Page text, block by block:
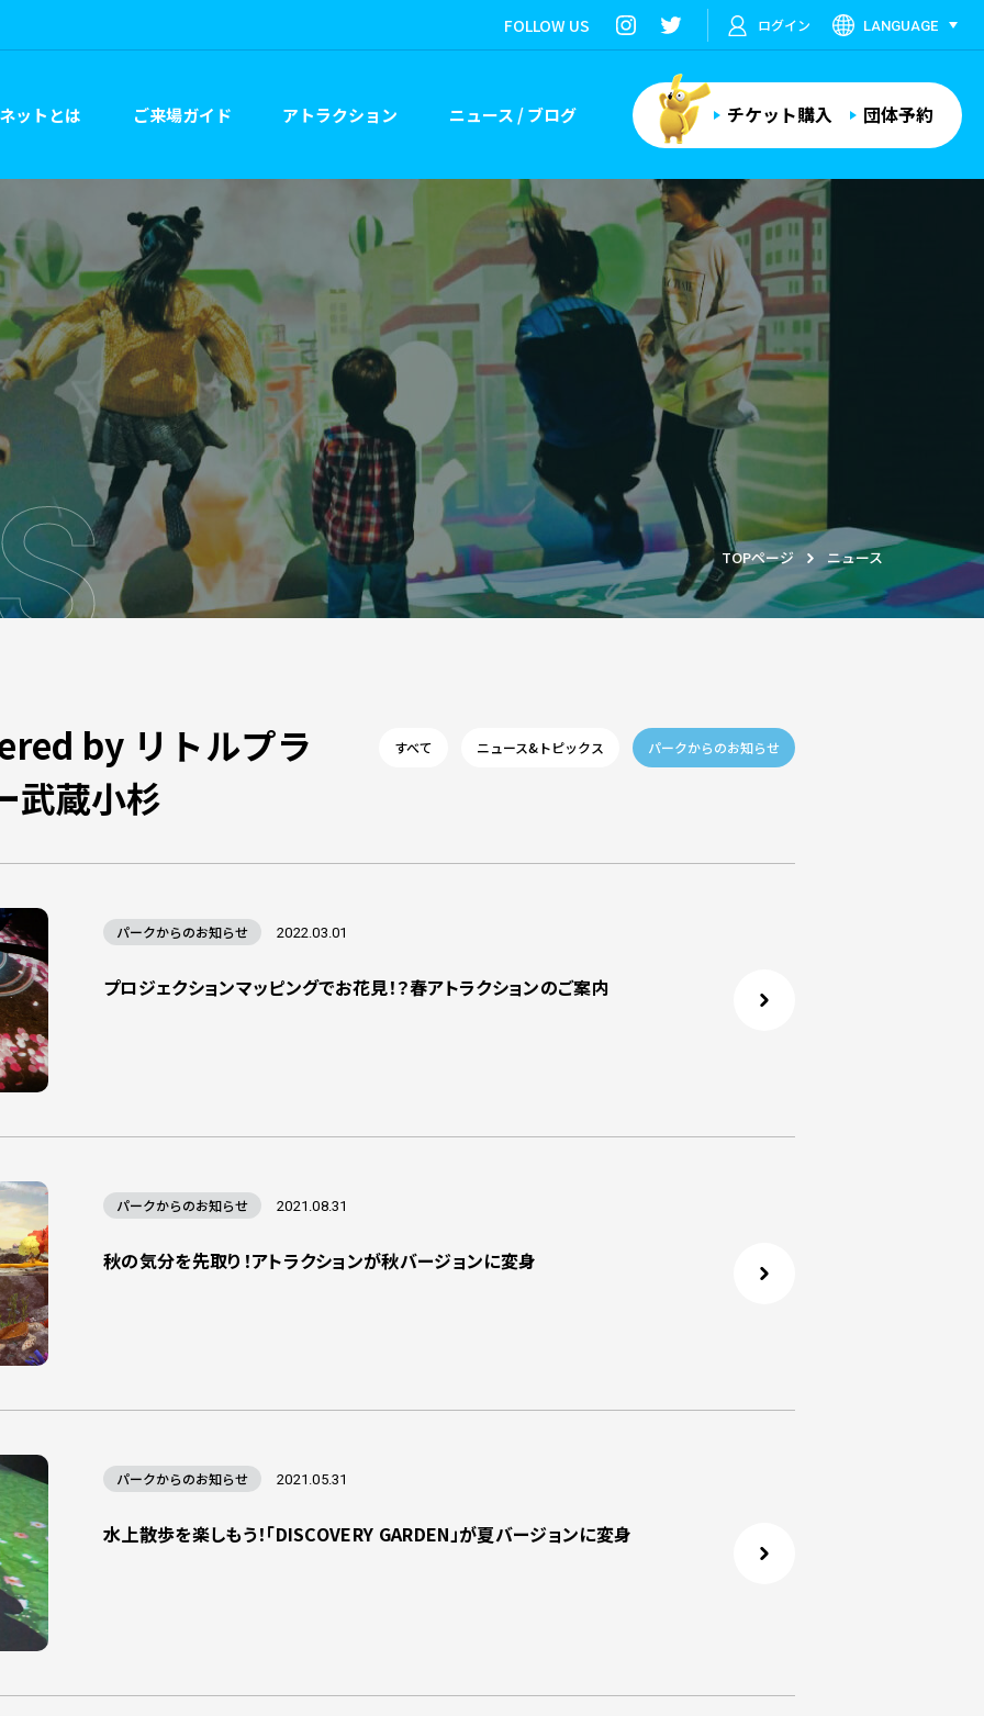
FOLLOW US ログイン LANGUAGE
ットとは ご来場ガイド アトラクション ニュース / ブログ チケット購入 団体予約
TOPページ ニュース
すべて ニュース&トピックス パークからのお知らせ
by リトルプラ
武蔵小杉
パークからのお知らせ 2022.03.01
プロジェクションマッピングでお花見！？春アトラクションのご案内
パークからのお知らせ 2021.08.31
秋の気分を先取り！アトラクションが秋バージョンに変身
パークからのお知らせ 2021.05.31
水上散歩を楽しもう！「DISCOVERY GARDEN」が夏バージョンに変身